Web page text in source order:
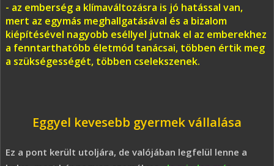
- az emberség a klímaváltozásra is jó hatással van,
mert az egymás meghallgatásával és a bizalom
kiépítésével nagyobb eséllyel jutnak el az emberekhez
a fenntarthatóbb életmód tanácsai, többen értik meg
a szükségességét, többen cselekszenek.
Eggyel kevesebb gyermek vállalása
Ez a pont került utoljára, de valójában legfelül lenne a